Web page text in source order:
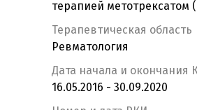
терапией метотрексатом
Терапевтическая область
Ревматология
Дата начала и окончания
16.05.2016 - 30.09.2020